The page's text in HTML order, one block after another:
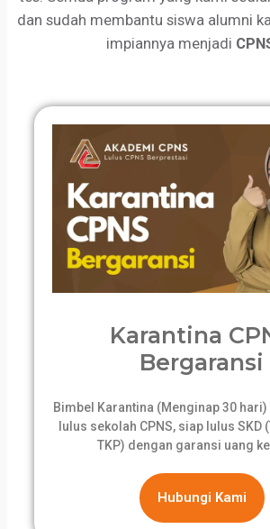
dan sudah membantu siswa alumni
impiannya menjadi
Karantina
Bergaransi
Bimbel Karantina (Menginap 30
lulus sekolah CPNS, siap lulus SKD
TKP) dengan garansi uang
Hubungi Kami